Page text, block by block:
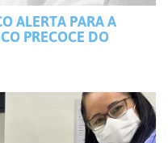
ALERTA PARA A
PRECOCE DO